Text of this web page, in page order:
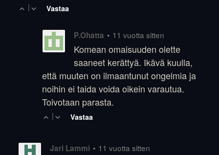
| Vastaa
P.Ohatta • 11 vuotta sitten
Komean omaisuuden olette
saaneet kerättyä. Ikävä kuulla,
että muuten on ilmaantunut ongelmia ja
noihin ei taida voida oikein varautua.
Toivotaan parasta.
| Vastaa
Jari Lammi • 11 vuotta sitten